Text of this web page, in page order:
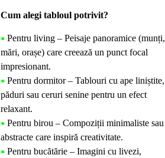
Cum alegi tabloul potrivit?
• Pentru living – Peisaje panoramice (munți,
mări, orașe) care creează un punct focal
impresionant.
• Pentru dormitor – Tablouri cu ape liniștite,
păduri sau ceruri senine pentru un efect
relaxant.
• Pentru birou – Compoziții minimaliste sau
abstracte care inspiră creativitate.
• Pentru bucătărie – Imagini cu livezi,